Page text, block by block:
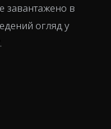
завантажено в
огляд у